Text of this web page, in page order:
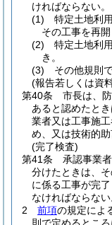
ければならない。
(1)
特定土地利
その工事を再開
(2)
特定土地利
き。
(3)
その他規則
(報告若しくは資
第40条
市長は、
あると認めたと
業者又は工事施
め、又は技術的助
(完了検査)
第41条
承認事業
分けたときは、
に係る工事が完
なければならない
2
前項の規定によ